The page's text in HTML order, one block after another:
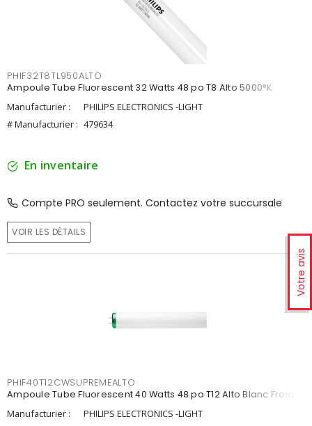
Votre avis
PHIF32T8TL950ALTO
Ampoule Tube Fluorescent 32 Watts 48 po T8 Alto 5000°K
Manufacturier :
PHILIPS ELECTRONICS -LIGHT
# Manufacturier : 479634
En inventaire
Compte PRO seulement. Contactez votre succursale
VOIR LES DÉTAILS
PHIF40T12CWSUPREMEALTO
Ampoule Tube Fluorescent 40 Watts 48 po T12 Alto Blanc Froid
Manufacturier :
PHILIPS ELECTRONICS -LIGHT